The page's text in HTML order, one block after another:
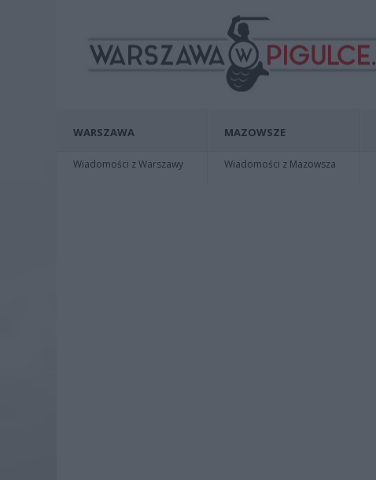
WARSZAWA
Wiadomości z Warszawy
MAZOWSZE
Wiadomości z Mazowsza